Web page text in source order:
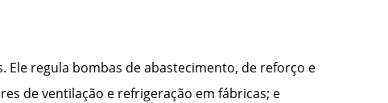
Ele regula bombas de abastecimento, de reforço e
de ventilação e refrigeração em fábricas; e